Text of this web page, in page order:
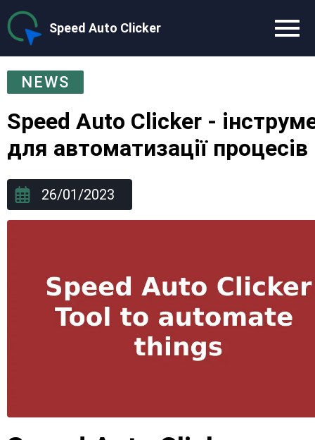
Speed Auto Clicker
NEWS
Speed Auto Clicker -
для автоматизації процесів
26/01/2023